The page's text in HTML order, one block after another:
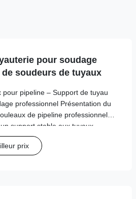
pour soudage
soudeurs de tuyaux
pour pipeline – Support de tuyau
professionnel Présentation du
de pipeline professionnel
support stable aux tuyaux
de soudage. Conçu pour les
lourdes avec une ...
prix